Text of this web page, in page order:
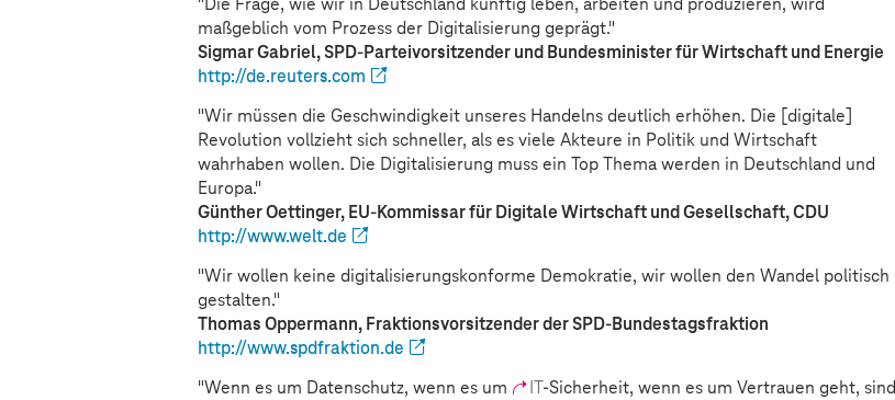
"Die Frage, wie wir in Deutschland künftig leben, arbeiten und produzieren, wird
maßgeblich vom Prozess der Digitalisierung geprägt."
Sigmar Gabriel, SPD-Parteivorsitzender und Bundesminister für Wirtschaft und Energie
http://de.reuters.com
"Wir müssen die Geschwindigkeit unseres Handelns deutlich erhöhen. Die [digitale]
Revolution vollzieht sich schneller, als es viele Akteure in Politik und Wirtschaft
wahrhaben wollen. Die Digitalisierung muss ein Top Thema werden in Deutschland und
Europa."
Günther Oettinger, EU-Kommissar für Digitale Wirtschaft und Gesellschaft, CDU
http://www.welt.de
"Wir wollen keine digitalisierungskonforme Demokratie, wir wollen den Wandel politisch
gestalten."
Thomas Oppermann, Fraktionsvorsitzender der SPD-Bundestagsfraktion
http://www.spdfraktion.de
"Wenn es um Datenschutz, wenn es um
IT-Sicherheit, wenn es um Vertrauen geht, sind